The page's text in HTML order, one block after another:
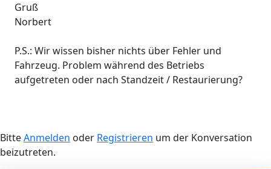
Gruß
Norbert
P.S.: Wir wissen bisher nichts über Fehler und
Fahrzeug. Problem während des Betriebs
aufgetreten oder nach Standzeit / Restaurierung?
BitteAnmelden oder Registrieren um der Konversation
beizutreten.